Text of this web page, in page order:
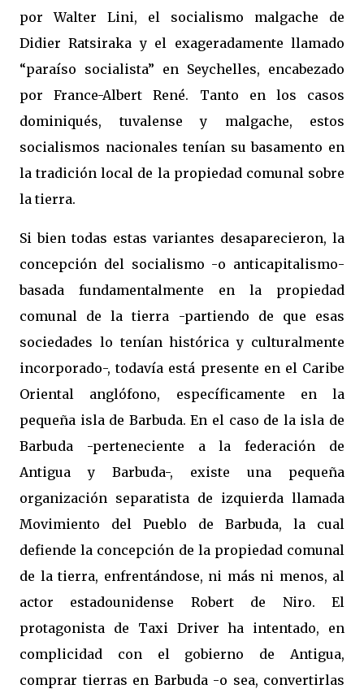
por Walter Lini, el socialismo malgache de
Didier Ratsiraka y el exageradamente llamado
“paraíso socialista” en Seychelles, encabezado
por France-Albert René. Tanto en los casos
dominiqués, tuvalense y malgache, estos
socialismos nacionales tenían su basamento en
la tradición local de la propiedad comunal sobre
la tierra.
Si bien todas estas variantes desaparecieron, la
concepción del socialismo -o anticapitalismo-
basada fundamentalmente en la propiedad
comunal de la tierra -partiendo de que esas
sociedades lo tenían histórica y culturalmente
incorporado-, todavía está presente en el Caribe
Oriental anglófono, específicamente en la
pequeña isla de Barbuda. En el caso de la isla de
Barbuda -perteneciente a la federación de
Antigua y Barbuda-, existe una pequeña
organización separatista de izquierda llamada
Movimiento del Pueblo de Barbuda, la cual
defiende la concepción de la propiedad comunal
de la tierra, enfrentándose, ni más ni menos, al
actor estadounidense Robert de Niro. El
protagonista de Taxi Driver ha intentado, en
complicidad con el gobierno de Antigua,
comprar tierras en Barbuda -o sea, convertirlas